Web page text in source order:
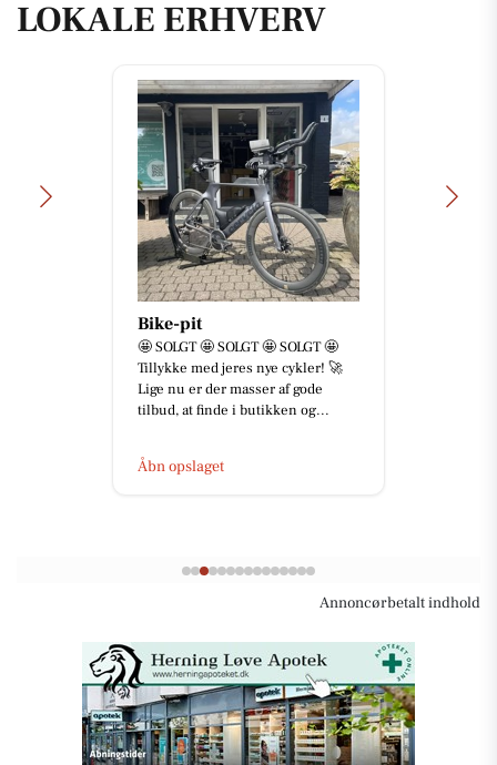
LOKALE ERHVERV
Bike-pit
🤩 SOLGT 🤩 SOLGT 🤩 SOLGT 🤩
Tillykke med jeres nye cykler! 🚀
Lige nu er der masser af gode
tilbud, at finde i butikken og...
Åbn opslaget
Annoncørbetalt indhold